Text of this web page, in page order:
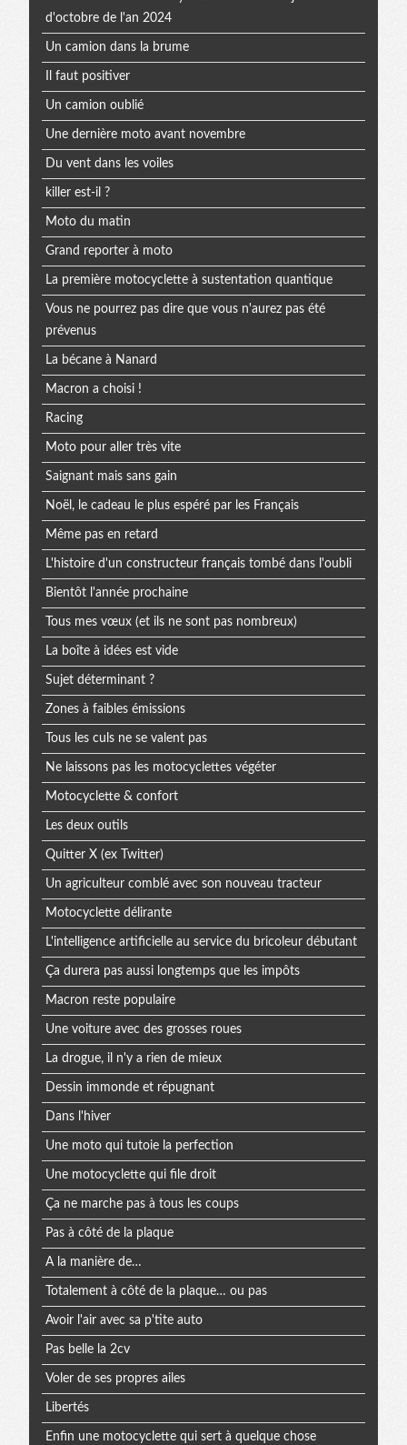
d'octobre de l'an 2024
Un camion dans la brume
Il faut positiver
Un camion oublié
Une dernière moto avant novembre
Du vent dans les voiles
killer est-il ?
Moto du matin
Grand reporter à moto
La première motocyclette à sustentation quantique
Vous ne pourrez pas dire que vous n'aurez pas été
prévenus
La bécane à Nanard
Macron a choisi !
Racing
Moto pour aller très vite
Saignant mais sans gain
Noël, le cadeau le plus espéré par les Français
Même pas en retard
L'histoire d'un constructeur français tombé dans l'oubli
Bientôt l'année prochaine
Tous mes vœux (et ils ne sont pas nombreux)
La boîte à idées est vide
Sujet déterminant ?
Zones à faibles émissions
Tous les culs ne se valent pas
Ne laissons pas les motocyclettes végéter
Motocyclette & confort
Les deux outils
Quitter X (ex Twitter)
Un agriculteur comblé avec son nouveau tracteur
Motocyclette délirante
L'intelligence artificielle au service du bricoleur débutant
Ça durera pas aussi longtemps que les impôts
Macron reste populaire
Une voiture avec des grosses roues
La drogue, il n'y a rien de mieux
Dessin immonde et répugnant
Dans l'hiver
Une moto qui tutoie la perfection
Une motocyclette qui file droit
Ça ne marche pas à tous les coups
Pas à côté de la plaque
A la manière de…
Totalement à côté de la plaque… ou pas
Avoir l'air avec sa p'tite auto
Pas belle la 2cv
Voler de ses propres ailes
Libertés
Enfin une motocyclette qui sert à quelque chose